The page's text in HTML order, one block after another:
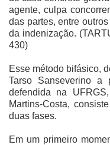
agente, culpa
das partes, entre
da indenização.
430)
Esse método bifásico,
Tarso Sanseverino
defendida na
Martins-Costa,
duas fases.
Em um primeiro